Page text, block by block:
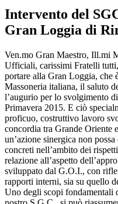
Intervento del
Gran Loggia di
Ven.mo Gran Maestro, Ill.mi
Ufficiali, carissimi Fratelli
portare alla Gran Loggia, che
Massoneria italiana, il saluto
l’augurio per lo svolgimento
Primavera 2015. E ciò
proficuo, costruttivo lavoro
concordia tra Grande Oriente
un’azione sinergica non
concreti nell’ambito dei
relazione all’aspetto
sviluppato dal G.O.I., con
rapporti interni, sia su quello
Uno degli scopi fondamentali